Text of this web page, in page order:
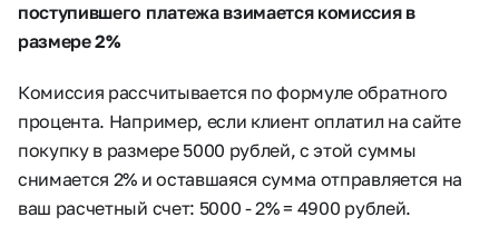
поступившего платежа взимается комиссия в
размере 2%
Комиссия рассчитывается по формуле обратного
процента. Например, если клиент оплатил на сайте
покупку в размере 5000 рублей, с этой суммы
снимается 2% и оставшаяся сумма отправляется на
ваш расчетный счет: 5000 - 2% = 4900 рублей.